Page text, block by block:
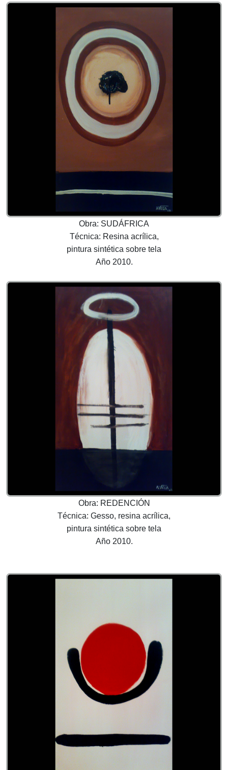
Obra: SUDÁFRICA
Técnica: Resina acrílica,
pintura sintética sobre tela
Año 2010.
Obra: REDENCIÓN
Técnica: Gesso, resina acrílica,
pintura sintética sobre tela
Año 2010.